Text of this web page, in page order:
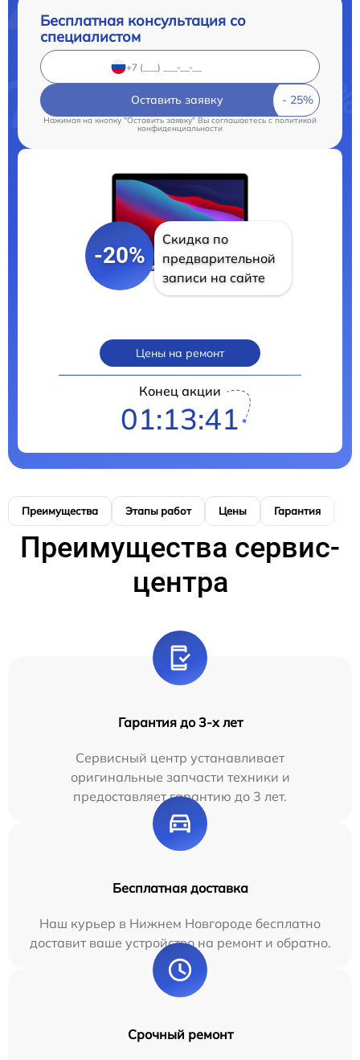
Бесплатная консультация со
специалистом
Оставить заявку
Нажимая на кнопку "Оставить заявку" Вы соглашаетесь cполитикой
конфиденциальности
-20%
Скидка по
предварительной
записи на сайте
Цены на ремонт
Конец акции
01:13:40
Преимущества Этапы работ Цены Гарантия
Преимущества сервис-
центра
Гарантия до 3-х лет
Сервисный центр устанавливает
оригинальные запчасти техники и
предоставляет гарантию до 3 лет.
Бесплатная доставка
Наш курьер в Нижнем Новгороде бесплатно
доставит ваше устройство на ремонт и обратно.
Срочный ремонт